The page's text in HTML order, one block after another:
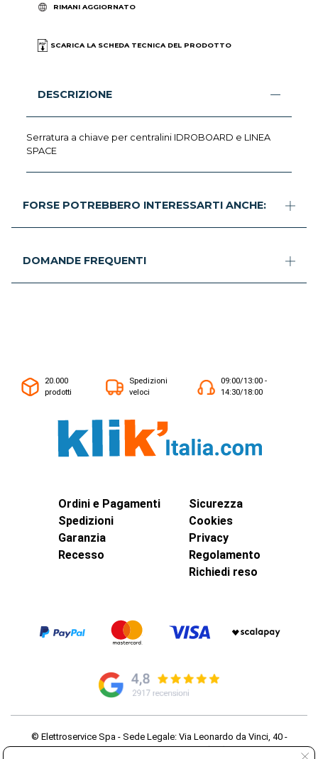
RIMANI AGGIORNATO
SCARICA LA SCHEDA TECNICA DEL PRODOTTO
DESCRIZIONE
Serratura a chiave per centralini IDROBOARD e LINEA
SPACE
FORSE POTREBBERO INTERESSARTI ANCHE:
DOMANDE FREQUENTI
20.000
prodotti
Spedizioni
veloci
09:00/13:00 -
14:30/18:00
Ordini e Pagamenti
Spedizioni
Garanzia
Recesso
Sicurezza
Cookies
Privacy
Regolamento
Richiedi reso
© Elettroservice Spa - Sede Legale: Via Leonardo da Vinci, 40 -
00015 Monterotondo Scalo (RM)